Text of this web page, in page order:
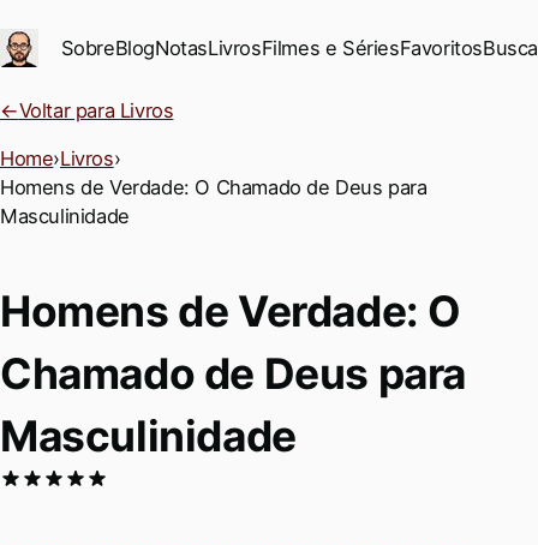
Ir para conteúdo principal
SobreBlogNotasLivrosFilmes e SériesFavoritosBusca
←Voltar para Livros
Home›Livros›
Homens de Verdade: O Chamado de Deus para
Masculinidade
Homens de Verdade: O
Chamado de Deus para
Masculinidade